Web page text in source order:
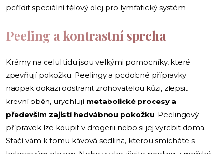
pořídit speciální tělový olej pro lymfatický systém.
Peeling a kontrastní sprcha
Krémy na celulitidu jsou velkými pomocníky, které
zpevňují pokožku. Peelingy a podobné přípravky
naopak dokáží odstranit zrohovatělou kůži, zlepšit
krevní oběh, urychlují metabolické procesy a
především zajistí hedvábnou pokožku. Peelingový
přípravek lze koupit v drogerii nebo si jej vyrobit doma.
Stačí vám k tomu kávová sedlina, kterou smícháte s